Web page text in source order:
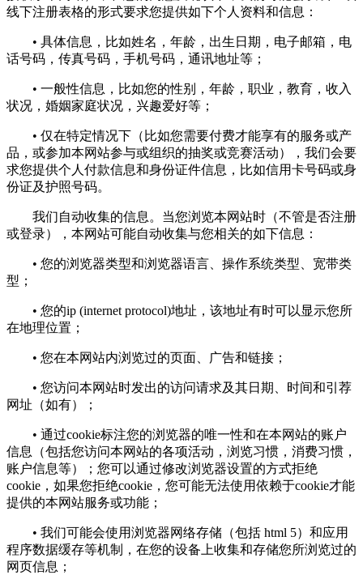
线下注册表格的形式要求您提供如下个人资料和信息：
• 具体信息，比如姓名，年龄，出生日期，电子邮箱，电
话号码，传真号码，手机号码，通讯地址等；
• 一般性信息，比如您的性别，年龄，职业，教育，收入
状况，婚姻家庭状况，兴趣爱好等；
• 仅在特定情况下（比如您需要付费才能享有的服务或产
品，或参加本网站参与或组织的抽奖或竞赛活动），我们会要
求您提供个人付款信息和身份证件信息，比如信用卡号码或身
份证及护照号码。
我们自动收集的信息。当您浏览本网站时（不管是否注册
或登录），本网站可能自动收集与您相关的如下信息：
• 您的浏览器类型和浏览器语言、操作系统类型、宽带类
型；
• 您的ip (internet protocol)地址，该地址有时可以显示您所
在地理位置；
• 您在本网站内浏览过的页面、广告和链接；
• 您访问本网站时发出的访问请求及其日期、时间和引荐
网址（如有）；
• 通过cookie标注您的浏览器的唯一性和在本网站的账户
信息（包括您访问本网站的各项活动，浏览习惯，消费习惯，
账户信息等）；您可以通过修改浏览器设置的方式拒绝
cookie，如果您拒绝cookie，您可能无法使用依赖于cookie才能
提供的本网站服务或功能；
• 我们可能会使用浏览器网络存储（包括 html 5）和应用
程序数据缓存等机制，在您的设备上收集和存储您所浏览过的
网页信息；